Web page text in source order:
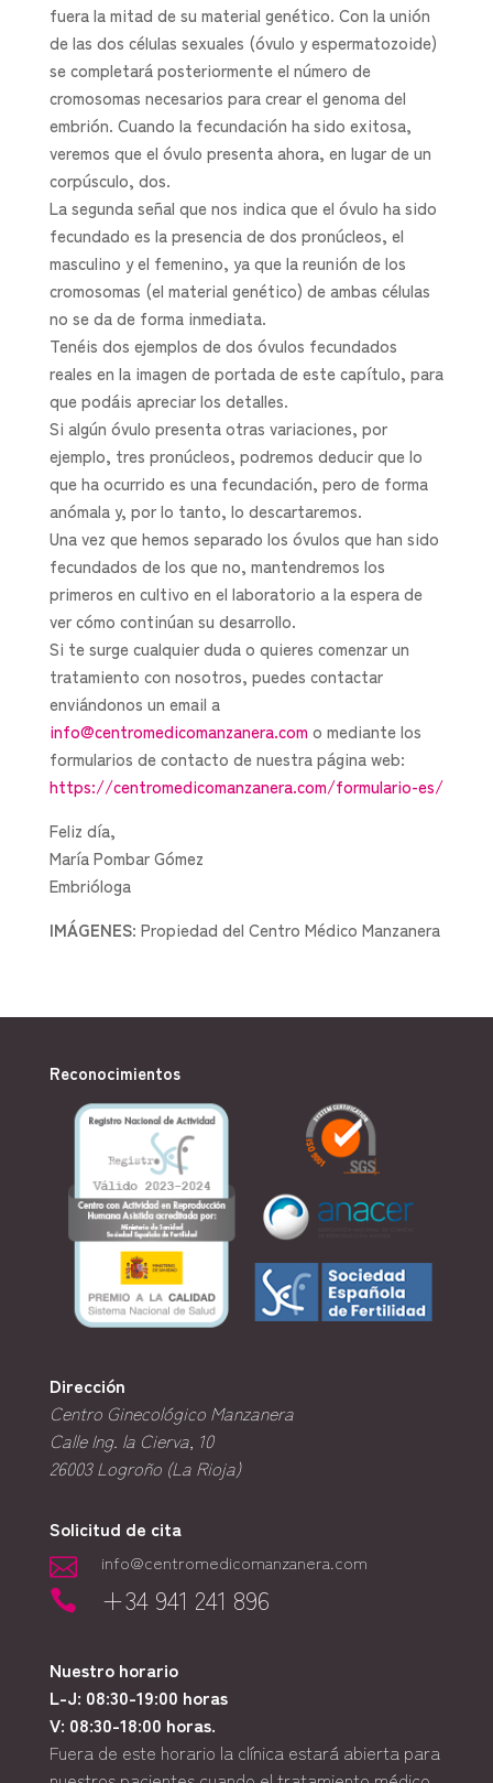
fuera la mitad de su material genético. Con la unión
de las dos células sexuales (óvulo y espermatozoide)
se completará posteriormente el número de
cromosomas necesarios para crear el genoma del
embrión. Cuando la fecundación ha sido exitosa,
veremos que el óvulo presenta ahora, en lugar de un
corpúsculo, dos.
La segunda señal que nos indica que el óvulo ha sido
fecundado es la presencia de dos pronúcleos, el
masculino y el femenino, ya que la reunión de los
cromosomas (el material genético) de ambas células
no se da de forma inmediata.
Tenéis dos ejemplos de dos óvulos fecundados
reales en la imagen de portada de este capítulo, para
que podáis apreciar los detalles.
Si algún óvulo presenta otras variaciones, por
ejemplo, tres pronúcleos, podremos deducir que lo
que ha ocurrido es una fecundación, pero de forma
anómala y, por lo tanto, lo descartaremos.
Una vez que hemos separado los óvulos que han sido
fecundados de los que no, mantendremos los
primeros en cultivo en el laboratorio a la espera de
ver cómo continúan su desarrollo.
Si te surge cualquier duda o quieres comenzar un
tratamiento con nosotros, puedes contactar
enviándonos un email a
info@centromedicomanzanera.com o mediante los
formularios de contacto de nuestra página web:
https://centromedicomanzanera.com/formulario-es/
Feliz día,
María Pombar Gómez
Embrióloga
IMÁGENES: Propiedad del Centro Médico Manzanera
Reconocimientos
Dirección
Centro Ginecológico Manzanera
Calle Ing. la Cierva, 10
26003Logroño (La Rioja)
Solicitud de cita
 info@centromedicomanzanera.com
 +34 941 241 896
Nuestro horario
L-J: 08:30-19:00 horas
V: 08:30-18:00 horas.
Fuera de este horario la clínica estará abierta para